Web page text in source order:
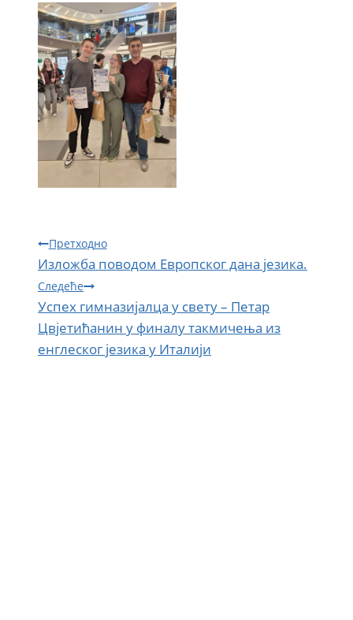
Кретање
чланка
Претходно
Изложба поводом Европског дана језика.
Следеће
Успех гимназијалца у свету – Петар
Цвјетићанин у финалу такмичења из
енглеског језика у Италији